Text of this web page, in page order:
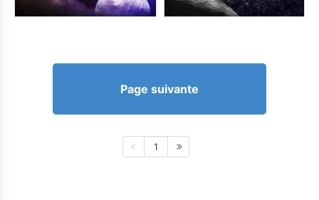
Page suivante
1